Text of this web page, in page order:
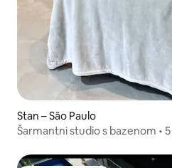
Stan – São Paulo
Šarmantni studio s bazenom •